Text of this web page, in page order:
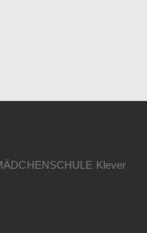
Klever